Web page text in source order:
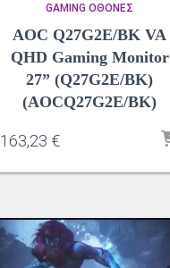
GAMING ΟΘΌΝΕΣ
AOC Q27G2E/BK VA
QHD Gaming Monitor
27” (Q27G2E/BK)
(AOCQ27G2E/BK)
163,23 €